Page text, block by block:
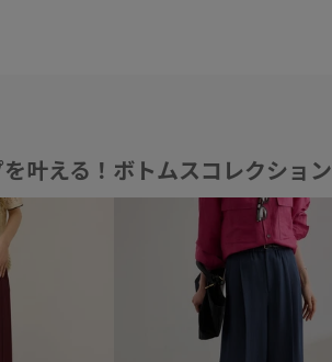
叶える！ボトムスコレクション